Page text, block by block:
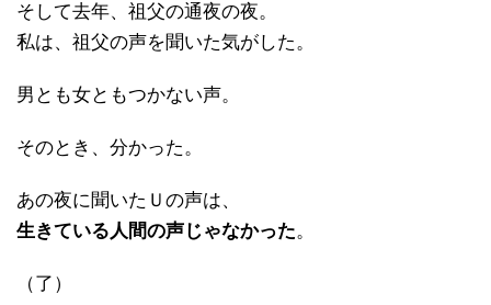
そして去年、祖父の通夜の夜。
私は、祖父の声を聞いた気がした。
男とも女ともつかない声。
そのとき、分かった。
あの夜に聞いたＵの声は、
生きている人間の声じゃなかった。
（了）